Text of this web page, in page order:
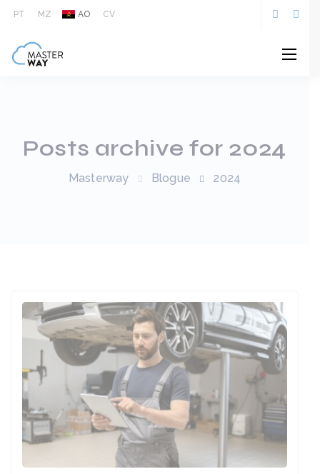
PT MZ AO CV
Posts archive for 2024
Masterway Blogue 2024